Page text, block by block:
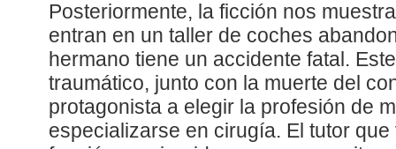
Posteriormente, la ficción nos
entran en un taller de coches
hermano tiene un accidente fatal.
traumático, junto con la muerte del
protagonista a elegir la profesión de
especializarse en cirugía. El tutor